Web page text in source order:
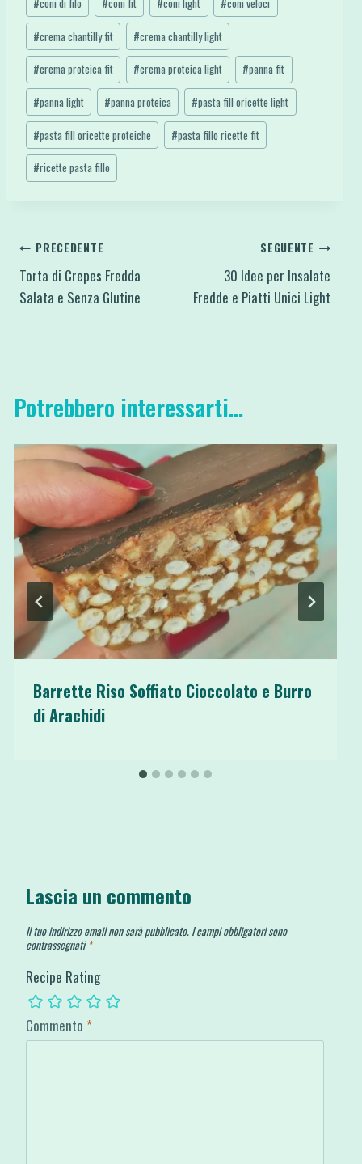
#crema chantilly fit #crema chantilly light
#crema proteica fit #crema proteica light #panna fit
#panna light #panna proteica #pasta fill oricette light
#pasta fill oricette proteiche #pasta fillo ricette fit
#ricette pasta fillo
Navigazione
articoli
PRECEDENTE
Torta di Crepes Fredda
Salata e Senza Glutine
SEGUENTE
30 Idee per Insalate
Fredde e Piatti Unici Light
Potrebbero interessarti...
Barrette Riso Soffiato Cioccolato e Burro
di Arachidi
Lascia un commento
Il tuo indirizzo email non sarà pubblicato. I campi obbligatori sono
contrassegnati *
Recipe Rating
Commento *